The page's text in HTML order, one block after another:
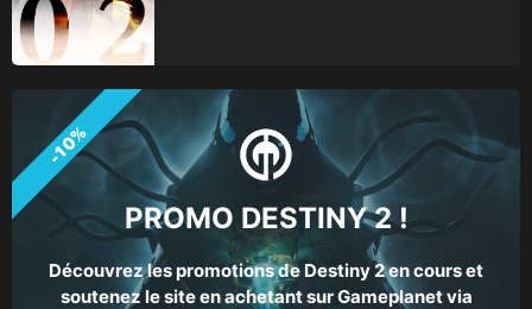
PROMO DESTINY 2 !
Découvrez les promotions de Destiny 2 en cours et
soutenez le site en achetant sur Gameplanet via
-10%